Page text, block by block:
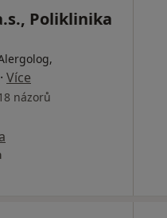
Poliklinika
· Více
názorů